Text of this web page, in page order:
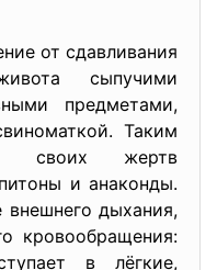
от сдавливания
сыпучими
предметами,
Таким
своих жертв
и анаконды.
дыхания,
кровообращения:
в лёгкие,